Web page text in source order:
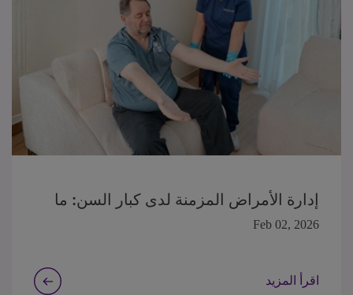
إدارة الأمراض المزمنة لدى كبار السن: ما
ينبغي على مقدمي الرعاية معرفته
Feb 02, 2026
اقرأ المزيد